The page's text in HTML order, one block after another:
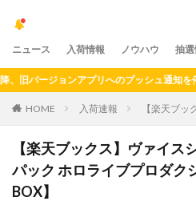
ニュース 入荷情報 ノウハウ 抽
ージョンアプリへのプッシュ通知を停止い
HOME 入荷速報 【楽天ブ
【楽天ブックス】ヴァイス
パック ホロライブプロダク
BOX】